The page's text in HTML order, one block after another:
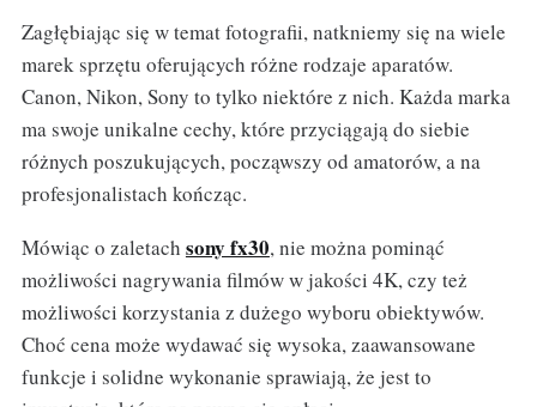
Zagłębiając się w temat fotografii, natkniemy się na wiele
marek sprzętu oferujących różne rodzaje aparatów.
Canon, Nikon, Sony to tylko niektóre z nich. Każda marka
ma swoje unikalne cechy, które przyciągają do siebie
różnych poszukujących, począwszy od amatorów, a na
profesjonalistach kończąc.
Mówiąc o zaletach sony fx30, nie można pominąć
możliwości nagrywania filmów w jakości 4K, czy też
możliwości korzystania z dużego wyboru obiektywów.
Choć cena może wydawać się wysoka, zaawansowane
funkcje i solidne wykonanie sprawiają, że jest to